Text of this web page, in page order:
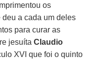
os
a cada um deles
para curar as
jesuítaClaudio
XVI que foi o quinto